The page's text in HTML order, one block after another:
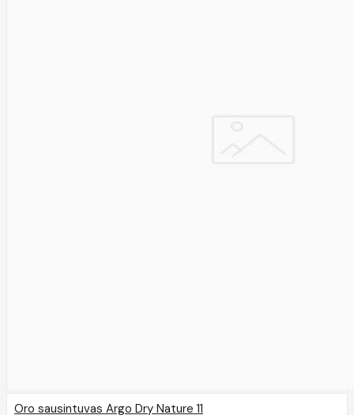
Oro sausintuvas Argo Dry Nature 11